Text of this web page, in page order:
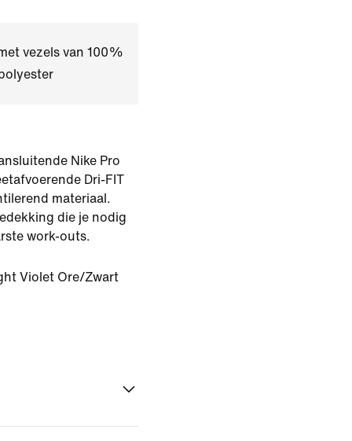
vezels van 100%
Nike Pro
Dri-FIT
materiaal.
die je nodig
work-outs.
Violet Ore/Zwart